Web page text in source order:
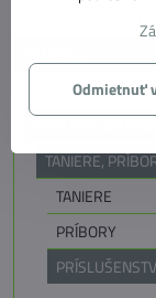
MARKÍZY,
NÁBYTOK PRE
TANIERE,
TANIERE
PRÍBORY
Odmietnuť